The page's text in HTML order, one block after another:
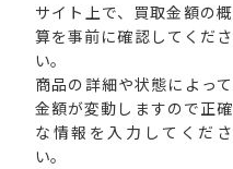
サイト上で、買取金額の概
算を事前に確認してくださ
い。
商品の詳細や状態によって
金額が変動しますので正確
な情報を入力してくださ
い。